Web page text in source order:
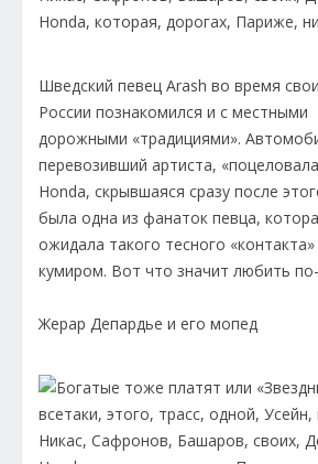
Шведский певец Arash во время
России познакомился и с местными
дорожными «традициями».
перевозивший артиста,
Honda, скрывшаяся сразу после
была одна из фанаток певца,
ожидала такого тесного
кумиром. Вот что значит любить по-
Жерар Депардье и его мопед